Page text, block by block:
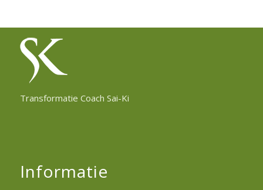
Transformatie Coach Sai-Ki
Informatie